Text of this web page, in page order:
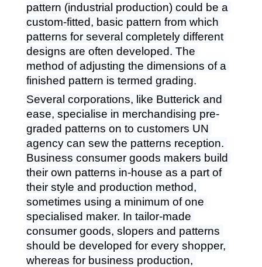
pattern (industrial production) could be a
custom-fitted, basic pattern from which
patterns for several completely different
designs are often developed. The
method of adjusting the dimensions of a
finished pattern is termed grading.
Several corporations, like Butterick and
ease, specialise in merchandising pre-
graded patterns on to customers UN
agency can sew the patterns reception.
Business consumer goods makers build
their own patterns in-house as a part of
their style and production method,
sometimes using a minimum of one
specialised maker. In tailor-made
consumer goods, slopers and patterns
should be developed for every shopper,
whereas for business production,